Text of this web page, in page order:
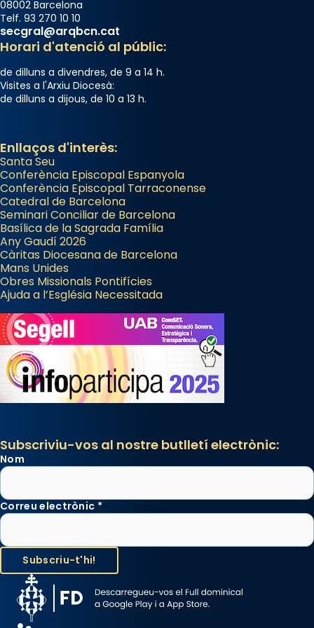
08002 Barcelona
Telf. 93 270 10 10
secgral@arqbcn.cat
Horari d'atenció al públic:
de dilluns a divendres, de 9 a 14 h.
Visites a l'Arxiu Diocesà:
de dilluns a dijous, de 10 a 13 h.
Enllaços d'interès:
Santa Seu
Conferència Episcopal Espanyola
Conferència Episcopal Tarraconense
Catedral de Barcelona
Seminari Conciliar de Barcelona
Basílica de la Sagrada Família
Any Gaudí 2026
Càritas Diocesana de Barcelona
Mans Unides
Obres Missionals Pontifícies
Ajuda a l’Església Necessitada
Subscriviu-vos al nostre butlletí electrònic:
Nom
Correu electrònic *